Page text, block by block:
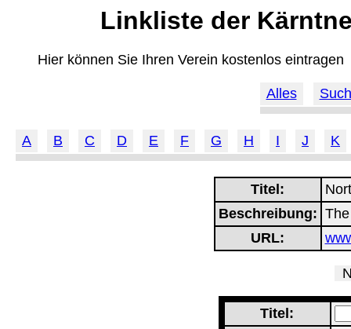
Linkliste der
Hier können Sie Ihren Verein kostenlos eintragen
Alles
A B C D E F G H I J K
Titel:
Beschreibung:
URL:
Titel: